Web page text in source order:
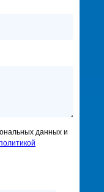
данных и